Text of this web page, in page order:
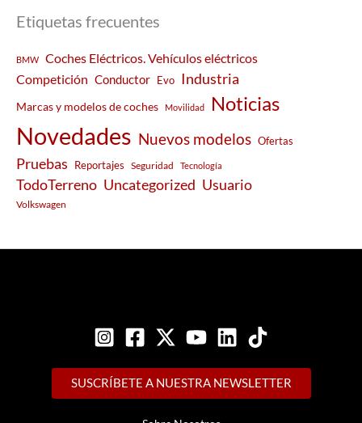
Etiquetas frecuentes
BMW
Coches Eléctricos. Vehículos eléctricos
Competición Conductor Evo Industria
Marcas y modelos de coches Movilidad Noticias
Novedades Nuevos modelos Ofertas
Pruebas Reportajes Seguridad Tecnología
TodoTerreno Uncategorized Usuario
Volkswagen
SUSCRÍBETE A NUESTRA NEWSLETTER